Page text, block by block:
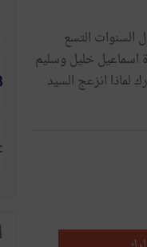
التسع
سنة 2017 بخصال ومناقب السيدة اسماعيل خليل وسليم
لماذا انزعج السيد